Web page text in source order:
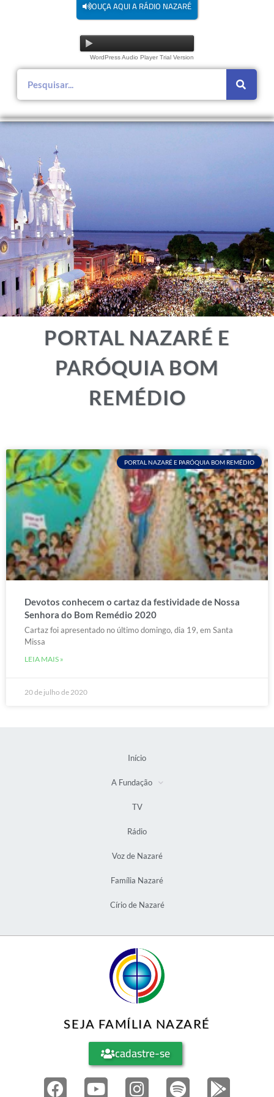
OUÇA AQUI A RÁDIO NAZARÉ
WordPress Audio Player Trial Version
PORTAL NAZARÉ E
PARÓQUIA BOM
REMÉDIO
PORTAL NAZARÉ E PARÓQUIA BOM REMÉDIO
Devotos conhecem o cartaz da festividade de Nossa
Senhora do Bom Remédio 2020
Cartaz foi apresentado no último domingo, dia 19, em Santa
Missa
LEIA MAIS »
20 de julho de 2020
Início
A Fundação
TV
Rádio
Voz de Nazaré
Família Nazaré
Círio de Nazaré
SEJA FAMÍLIA NAZARÉ
cadastre-se